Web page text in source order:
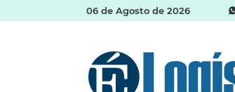
06 de Agosto de 2026